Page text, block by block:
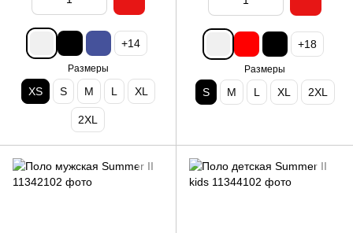
+14
Размеры
XS S M L XL
2XL
+18
Размеры
S M L XL 2XL